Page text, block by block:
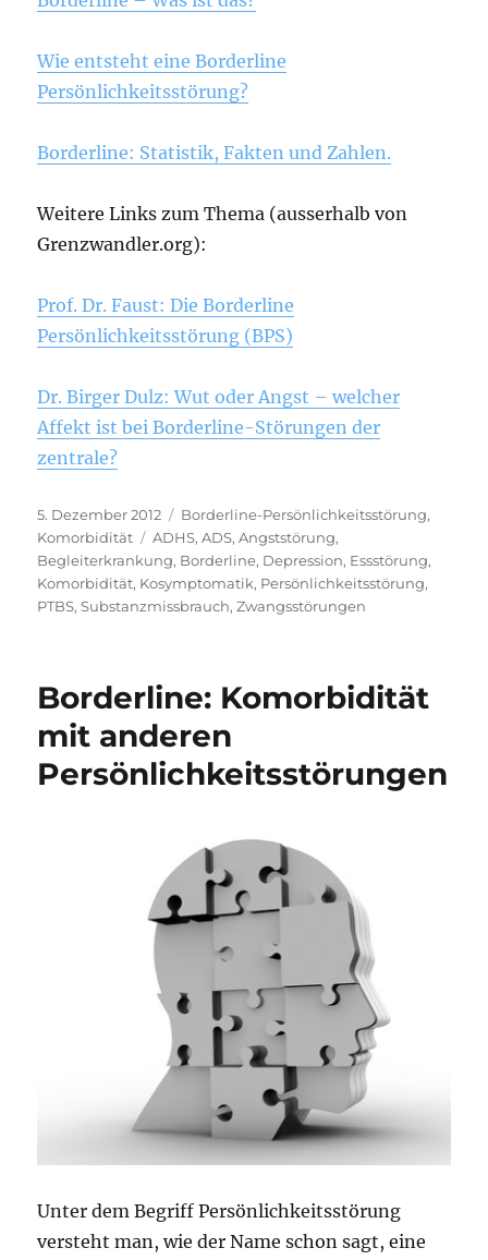
Wie entsteht eine Borderline
Persönlichkeitsstörung?
Borderline: Statistik, Fakten und Zahlen.
Weitere Links zum Thema (ausserhalb von
Grenzwandler.org):
Prof. Dr. Faust: Die Borderline
Persönlichkeitsstörung (BPS)
Dr. Birger Dulz: Wut oder Angst – welcher
Affekt ist bei Borderline-Störungen der
zentrale?
Veröffentlicht
am
5. Dezember 2012 Kategorien
Borderline-Persönlichkeitsstörung,
Komorbidität
Schlagwörter
ADHS,ADS,Angststörung,
Begleiterkrankung, Borderline, Depression, Essstörung,
Komorbidität, Kosymptomatik, Persönlichkeitsstörung,
PTBS,Substanzmissbrauch,Zwangsstörungen
Borderline: Komorbidität
mit anderen
Persönlichkeitsstörungen
Unter dem Begriff Persönlichkeitsstörung
versteht man, wie der Name schon sagt, eine